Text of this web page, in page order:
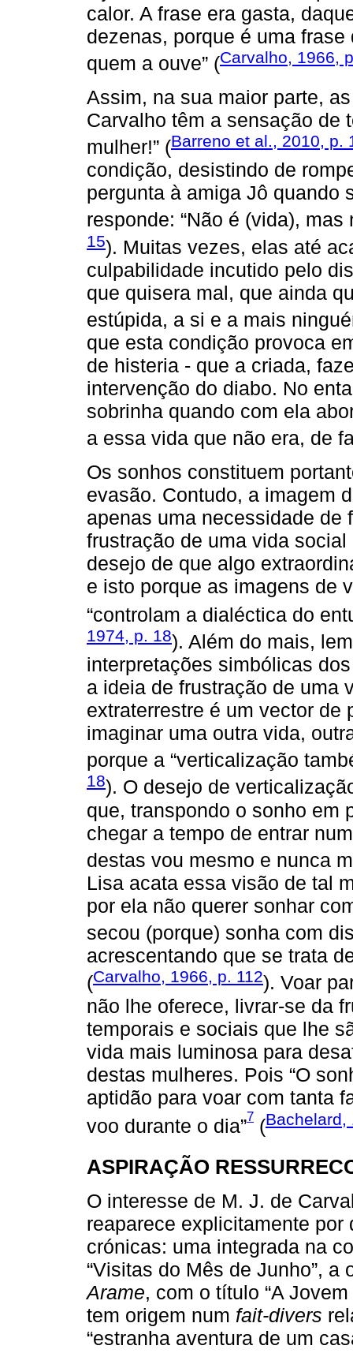
calor. A frase era gasta,
dezenas, porque é uma
quem a ouve” (Carvalho, 1966,
Assim, na sua maior parte,
Carvalho têm a sensação de
mulher!” (Barreno et al., 2010, p.
condição, desistindo de
pergunta à amiga Jô quando
responde: “Não é (vida), mas
15). Muitas vezes, elas até
culpabilidade incutido pelo
que quisera mal, que ainda
estúpida, a si e a mais
que esta condição provoca
de histeria - que a criada,
intervenção do diabo. No
sobrinha quando com ela
a essa vida que não era, de
Os sonhos constituem
evasão. Contudo, a imagem
apenas uma necessidade de
frustração de uma vida
desejo de que algo
e isto porque as imagens de
“controlam a dialéctica do
1974, p. 18). Além do mais,
interpretações simbólicas
a ideia de frustração de uma
extraterrestre é um vector de
imaginar uma outra vida,
porque a “verticalização
18). O desejo de
que, transpondo o sonho em
chegar a tempo de entrar
destas vou mesmo e nunca
Lisa acata essa visão de tal
por ela não querer sonhar
secou (porque) sonha com
acrescentando que se trata
(Carvalho, 1966, p. 112). Voar
não lhe oferece, livrar-se da
temporais e sociais que lhe
vida mais luminosa para
destas mulheres. Pois “O
aptidão para voar com tanta
voo durante o dia”7 (Bachelard,
ASPIRAÇÃO
O interesse de M. J. de
reaparece explicitamente
crónicas: uma integrada na
“Visitas do Mês de Junho”,
Arame, com o título “A
tem origem num fait-divers
“estranha aventura de um